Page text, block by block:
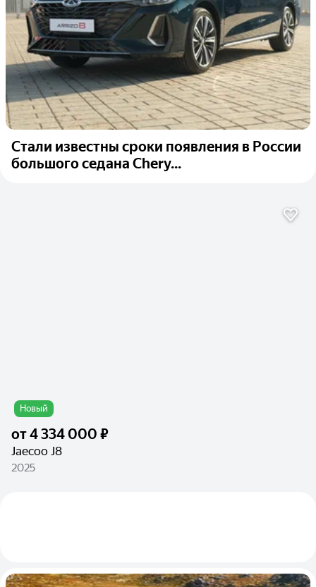
Стали известны сроки появления в России
большого седана Chery...
Новый
от4 334 000 ₽
Jaecoo J8
2025